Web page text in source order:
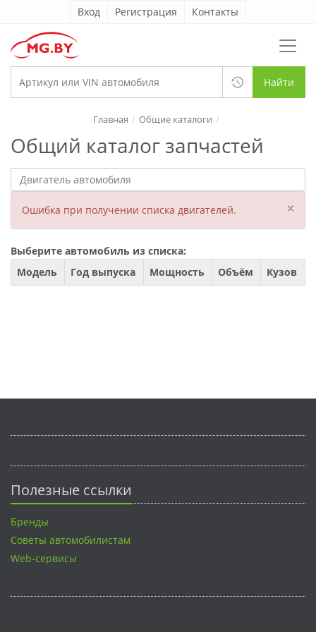
Вход Регистрация Контакты
Найти
Общий каталог запчастей
Главная Общие каталоги
Ошибка при получении списка двигателей. ×
Выберите автомобиль из списка:
Модель
Год выпуска Мощность Объём Кузов
Полезные ссылки
Бренды
Советы автомобилистам
Web-сервисы